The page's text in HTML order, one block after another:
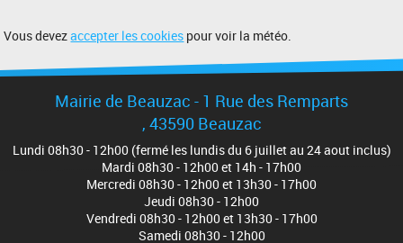
Vous devezaccepter les cookies pour voir la météo.
Mairie de Beauzac - 1 Rue des Remparts
, 43590 Beauzac
Lundi 08h30 - 12h00 (fermé les lundis du 6 juillet au 24 aout inclus)
Mardi 08h30 - 12h00 et 14h - 17h00
Mercredi 08h30 - 12h00 et 13h30 - 17h00
Jeudi 08h30 - 12h00
Vendredi 08h30 - 12h00 et 13h30 - 17h00
Samedi 08h30 - 12h00